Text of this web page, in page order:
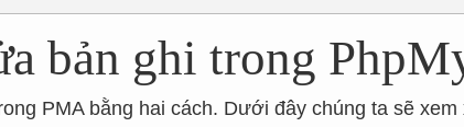
bản ghi trong
PMA bằng hai cách. Dưới đây chúng ta sẽ